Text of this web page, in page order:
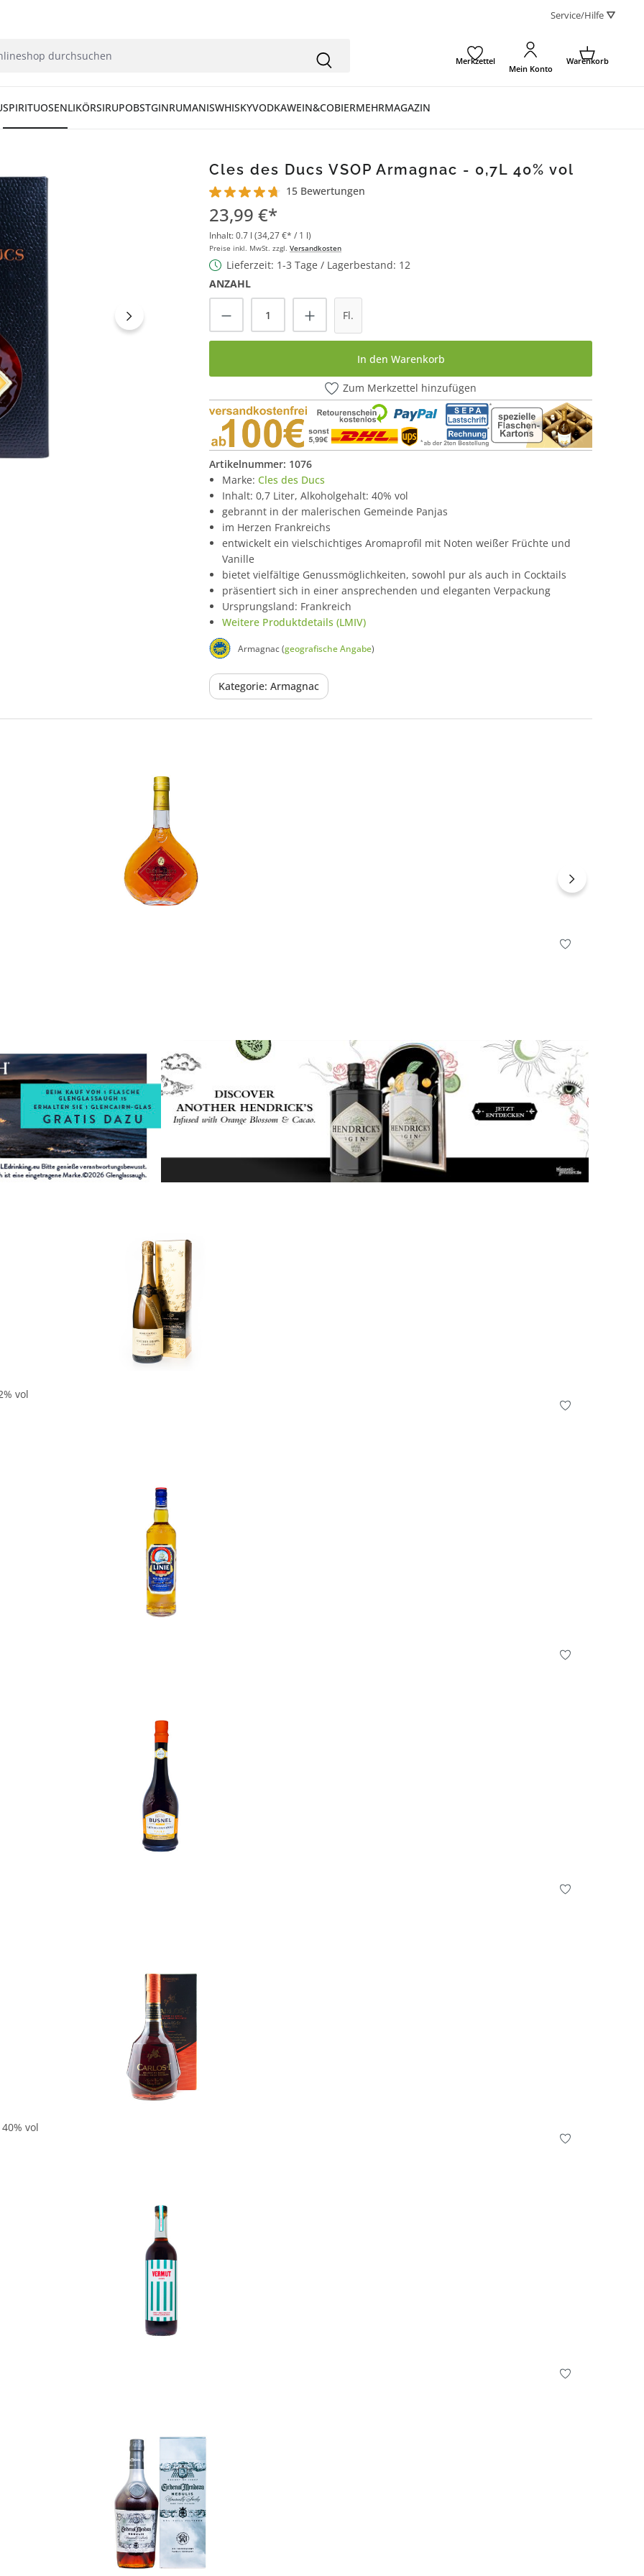
Service/Hilfe ⛛
Merkzettel
Mein Konto
Warenkorb
SPIRITUOSENLIKÖRSIRUPOBSTGINRUMANISWHISKYVODKAWEIN&COBIERMEHRMAGAZIN
Cles des Ducs VSOP Armagnac - 0,7L 40% vol
Durchschnittliche Bewertung von 4.7 von 5 Sternen
15 Bewertungen
23,99 €*
Inhalt:0.7 l (34,27 €* / 1 l)
Preise inkl. MwSt. zzgl. Versandkosten
Lieferzeit: 1-3 Tage / Lagerbestand: 12
ANZAHL
Produkt Anzahl: Gib den gewünschten Wert ein
Fl.
In den Warenkorb
Zum Merkzettel hinzufügen
Artikelnummer: 1076
Marke: Cles des Ducs
Inhalt: 0,7 Liter, Alkoholgehalt: 40% vol
gebrannt in der malerischen Gemeinde Panjas
im Herzen Frankreichs
entwickelt ein vielschichtiges Aromaprofil mit Noten weißer Früchte und
Vanille
bietet vielfältige Genussmöglichkeiten, sowohl pur als auch in Cocktails
präsentiert sich in einer ansprechenden und eleganten Verpackung
Ursprungsland: Frankreich
Weitere Produktdetails (LMIV)
Armagnac (geografische Angabe)
Kategorie: Armagnac
In den Korb
vol
In den Korb
In den Korb
In den Korb
vol
In den Korb
In den Korb
In den Korb